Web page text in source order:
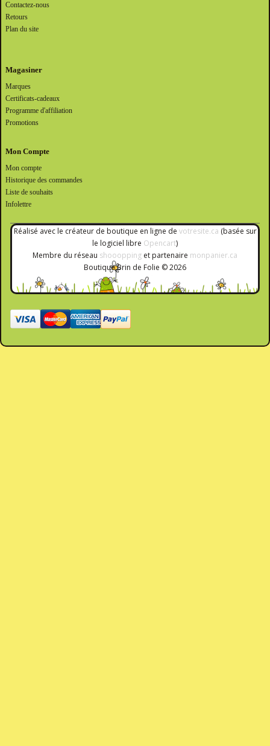
Contactez-nous
Retours
Plan du site
Magasiner
Marques
Certificats-cadeaux
Programme d'affiliation
Promotions
Mon Compte
Mon compte
Historique des commandes
Liste de souhaits
Infolettre
Réalisé avec le créateur de boutique en ligne de votresite.ca (basée sur
le logiciel libre Opencart)
Membre du réseau shooopping et partenaire monpanier.ca
Boutique Brin de Folie © 2026